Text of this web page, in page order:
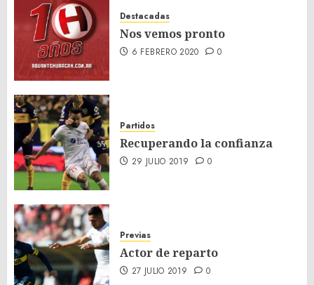
Destacadas
Nos vemos pronto
6 FEBRERO 2020 0
Partidos
Recuperando la confianza
29 JULIO 2019 0
Previas
Actor de reparto
27 JULIO 2019 0